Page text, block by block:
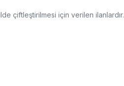
çiftleştirilmesi için verilen ilanlardır.